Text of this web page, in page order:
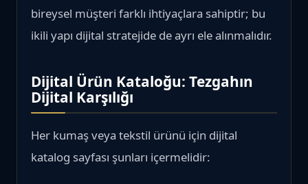
bireysel müşteri farklı ihtiyaçlara sahiptir; bu
ikili yapı dijital stratejide de ayrı ele alınmalıdır.
Dijital Ürün Kataloğu: Tezgahın
Dijital Karşılığı
Her kumaş veya tekstil ürünü için dijital
katalog sayfası şunları içermelidir: